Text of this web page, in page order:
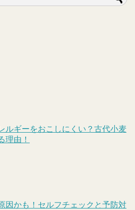
ルギーをおこしにくい？古代小麦
理由！
因かも！セルフチェックと予防対